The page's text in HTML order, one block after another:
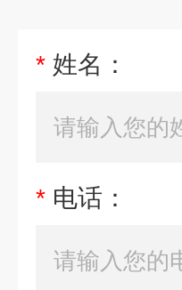
* 姓名：
* 电话：